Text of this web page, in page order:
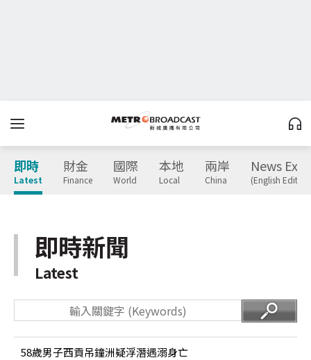
即時
Latest
財金
Finance
國際
World
本地
Local
兩岸
China
News
(English
即時新聞
Latest
58歲男子西貢吊鐘洲疑浮潛遇溺身亡